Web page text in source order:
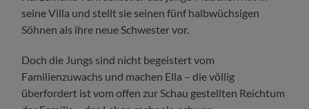
seine Villa und stellt sie seinen fünf halbwüchsigen
Söhnen als ihre neue Schwester vor.
Doch die Jungs sind nicht begeistert vom
Familienzuwachs und machen Ella – die völlig
überfordert ist vom offen zur Schau gestellten Reichtum